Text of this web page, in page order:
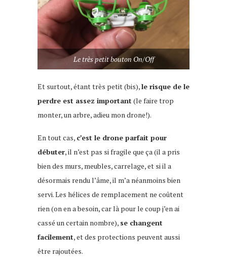
Le très petit bouton On/Off
Et surtout, étant très petit (bis),le risque de le
perdre est assez important (le faire trop
monter, un arbre, adieu mon drone!).
En tout cas, c’est le drone parfait pour
débuter, il n’est pas si fragile que ça (il a pris
bien des murs, meubles, carrelage, et si il a
désormais rendu l’âme, il m’a néanmoins bien
servi. Les hélices de remplacement ne coûtent
rien (on en a besoin, car là pour le coup j’en ai
cassé un certain nombre), se changent
facilement, et des protections peuvent aussi
être rajoutées.